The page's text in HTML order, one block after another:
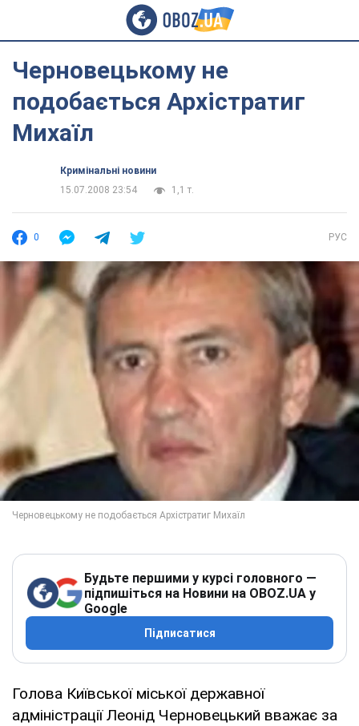
Черновецькому не
подобається Архістратиг
Михаїл
Кримінальні новини
15.07.2008 23:54
1,1 т.
0 РУС
Будьте першими у курсі головного —
підпишіться на Новини на OBOZ.UA у
Google
Підписатися
Голова Київської міської державної
адміністрації Леонід Черновецький вважає за